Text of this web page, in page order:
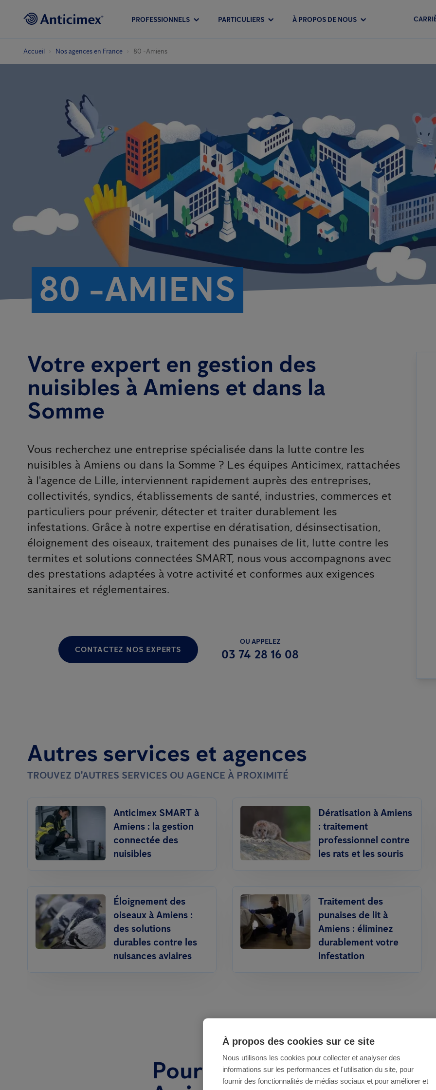
PROFESSIONNELS PARTICULIERS À PROPOS DE NOUS
Accueil Nos agences en France 80 -Amiens
80 -AMIENS
Votre expert en gestion des
nuisibles à Amiens et dans la
Somme
Vous recherchez une entreprise spécialisée dans la lutte contre les
nuisibles à Amiens ou dans la Somme ? Les équipes Anticimex, rattachées
à l'agence de Lille, interviennent rapidement auprès des entreprises,
collectivités, syndics, établissements de santé, industries, commerces et
particuliers pour prévenir, détecter et traiter durablement les
infestations. Grâce à notre expertise en dératisation, désinsectisation,
éloignement des oiseaux, traitement des punaises de lit, lutte contre les
termites et solutions connectées SMART, nous vous accompagnons avec
des prestations adaptées à votre activité et conformes aux exigences
sanitaires et réglementaires.
CONTACTEZ NOS EXPERTS
OU APPELEZ
03 74 28 16 08
Autres services et agences
TROUVEZ D'AUTRES SERVICES OU AGENCE À PROXIMITÉ
Anticimex SMART à
Amiens : la gestion
connectée des
nuisibles
Dératisation à Amiens
: traitement
professionnel contre
les rats et les souris
Éloignement des
oiseaux à Amiens :
des solutions
durables contre les
nuisances aviaires
Traitement des
punaises de lit à
Amiens : éliminez
durablement votre
infestation
Pourquoi choisir
À propos des cookies sur ce site
Nous utilisons les cookies pour collecter et analyser des
informations sur les performances et l'utilisation du site, pour
fournir des fonctionnalités de médias sociaux et pour améliorer et